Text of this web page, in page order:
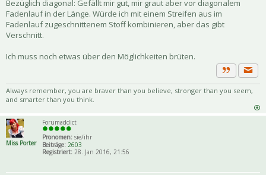
Bezüglich diagonal: Gefällt mir gut, mir graut aber vor diagonalem
Fadenlauf in der Länge. Würde ich mit einem Streifen aus im
Fadenlauf zugeschnittenem Stoff kombinieren, aber das gibt
Verschnitt.
Ich muss noch etwas über den Möglichkeiten brüten.
Zitat
Always remember, you are braver than you believe, stronger than you seem,
and smarter than you think.
Miss Porter
Forumaddict
Pronomen: sie/ihr
Beiträge: 2603
Registriert: 28. Jan 2016, 21:56